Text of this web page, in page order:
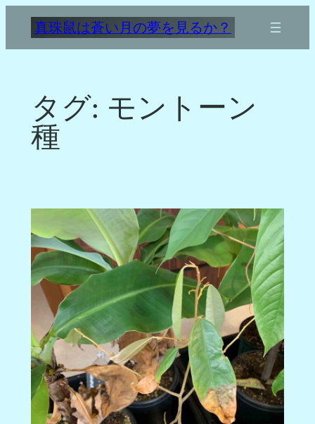
を
真珠鼠は蒼い月の夢を見るか？
タグ: モントーン
種